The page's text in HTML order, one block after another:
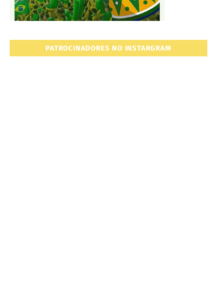
PATROCINADORES NO INSTARGRAM